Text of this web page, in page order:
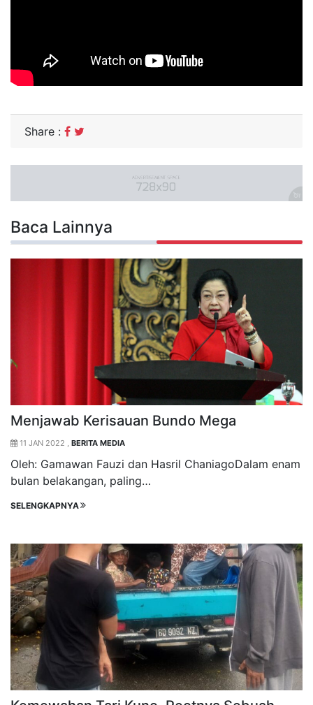
Share :
Baca Lainnya
Menjawab Kerisauan Bundo Mega
11 JAN 2022 , BERITA MEDIA
Oleh: Gamawan Fauzi dan Hasril ChaniagoDalam enam
bulan belakangan, paling…
SELENGKAPNYA